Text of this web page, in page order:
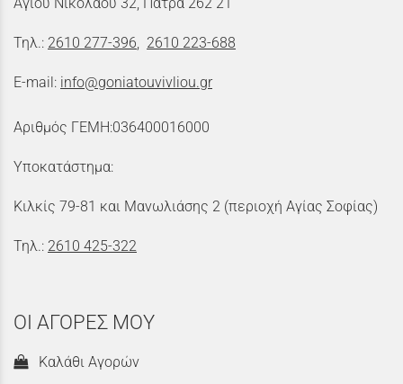
Τηλ.: 2610 277-396 2610 223-688
E-mail: info@goniatouvivliou.gr
Αριθμός ΓΕΜΗ:036400016000
Υποκατάστημα:
Κιλκίς 79-81 και Μανωλιάσης 2 (περιοχή Αγίας Σοφίας)
Τηλ.: 2610 425-322
ΟΙ ΑΓΟΡΕΣ ΜΟΥ
Καλάθι Αγορών